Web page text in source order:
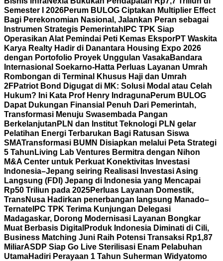
Semester I 2026Perum BULOG Ciptakan Multiplier Effect
Bagi Perekonomian Nasional, Jalankan Peran sebagai
Instrumen Strategis Pemerintah IPC TPK Siap
Operasikan Alat Pemindai Peti Kemas EksporPT Waskita
Karya Realty Hadir di Danantara Housing Expo 2026
dengan Portofolio Proyek Unggulan VasakaBandara
Internasional Soekarno-Hatta Perluas Layanan Umrah
Rombongan di Terminal Khusus Haji dan Umrah
2FPatriot Bond Digugat di MK: Solusi Modal atau Celah
Hukum? Ini Kata Prof Henry IndragunaPerum BULOG
Dapat Dukungan Finansial Penuh Dari Pemerintah,
Transformasi Menuju Swasembada Pangan
Berkelanjutan PLN dan Institut Teknologi PLN gelar
Pelatihan Energi Terbarukan Bagi Ratusan Siswa
SMATransformasi BUMN Disiapkan melalui Peta Strategi
5 Tahun Living Lab Ventures Bermitra dengan Nihon
M&A Center untuk Perkuat Konektivitas Investasi
Indonesia–Jepang seiring Realisasi Investasi Asing
Langsung (FDI) Jepang di Indonesia yang Mencapai
Rp50 Triliun pada 2025Perluas Layanan Domestik,
TransNusa Hadirkan penerbangan langsung Manado–
Ternate IPC TPK Terima Kunjungan Delegasi
Madagaskar, Dorong Modernisasi Layanan Bongkar
Muat Berbasis Digital Produk Indonesia Diminati di Cili,
Business Matching Juni Raih Potensi Transaksi Rp1,87
MiliarASDP Siap Go Live Sterilisasi Enam Pelabuhan
UtamaHadiri Perayaan 1 Tahun Suherman Widyatomo